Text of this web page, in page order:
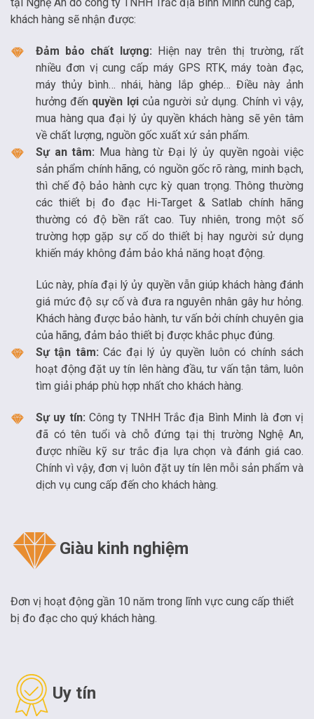
tại Nghệ An do công ty TNHH Trắc địa Bình Minh cung cấp,
khách hàng sẽ nhận được:
Đảm bảo chất lượng: Hiện nay trên thị trường, rất
nhiều đơn vị cung cấp máy GPS RTK, máy toàn đạc,
máy thủy bình… nhái, hàng lắp ghép… Điều này ảnh
hưởng đến quyền lợi của người sử dụng. Chính vì vậy,
mua hàng qua đại lý ủy quyền khách hàng sẽ yên tâm
về chất lượng, nguồn gốc xuất xứ sản phẩm.
Sự an tâm: Mua hàng từ Đại lý ủy quyền ngoài việc
sản phẩm chính hãng, có nguồn gốc rõ ràng, minh bạch,
thì chế độ bảo hành cực kỳ quan trọng. Thông thường
các thiết bị đo đạc Hi-Target & Satlab chính hãng
thường có độ bền rất cao. Tuy nhiên, trong một số
trường hợp gặp sự cố do thiết bị hay người sử dụng
khiến máy không đảm bảo khả năng hoạt động.
Lúc này, phía đại lý ủy quyền vẫn giúp khách hàng đánh
giá mức độ sự cố và đưa ra nguyên nhân gây hư hỏng.
Khách hàng được bảo hành, tư vấn bởi chính chuyên gia
của hãng, đảm bảo thiết bị được khắc phục đúng.
Sự tận tâm:Các đại lý ủy quyền luôn có chính sách
hoạt động đặt uy tín lên hàng đầu, tư vấn tận tâm, luôn
tìm giải pháp phù hợp nhất cho khách hàng.
Sự uy tín: Công ty TNHH Trắc địa Bình Minh là đơn vị
đã có tên tuổi và chỗ đứng tại thị trường Nghệ An,
được nhiều kỹ sư trắc địa lựa chọn và đánh giá cao.
Chính vì vậy, đơn vị luôn đặt uy tín lên mỗi sản phẩm và
dịch vụ cung cấp đến cho khách hàng.
Giàu kinh nghiệm
Đơn vị hoạt động gần 10 năm trong lĩnh vực cung cấp thiết
bị đo đạc cho quý khách hàng.
Uy tín